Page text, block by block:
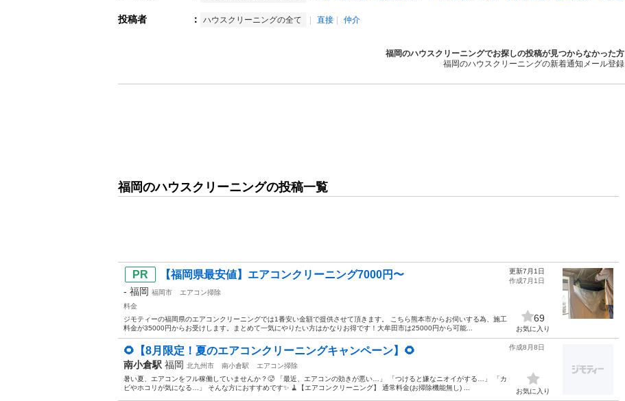
投稿者 ： ハウスクリーニングの全て 直接 仲介
福岡のハウスクリーニングでお探しの投稿が見つからなかった方
福岡のハウスクリーニングの新着通知メール登録
福岡のハウスクリーニングの投稿一覧
【福岡県最安値】エアコンクリーニング7000円〜
- 福岡 福岡市
エアコン掃除
料金
ジモティーの福岡県のエアコンクリーニングでは1番安い金額で提供させて頂きます。 こちら熊本市からお伺いする為、施工
料金が35000円からお受けします。まとめて一気にやりたい方はかなりお得です！大牟田市は25000円から可能...
更新7月1日
作成7月1日
69
お気に入り
🌻【8月限定！夏のエアコンクリーニングキャンペーン】🌻
南小倉駅 福岡 北九州市 南小倉駅
エアコン掃除
暑い夏、エアコンをフル稼働していませんか？🥵 「最近、エアコンの効きが悪い…」 「つけると嫌なニオイがする…」 「カ
ビやホコリが気になる…」 そんな方におすすめです✨ 🧹【エアコンクリーニング】 通常料金(お掃除機能無し) ...
作成8月8日
お気に入り